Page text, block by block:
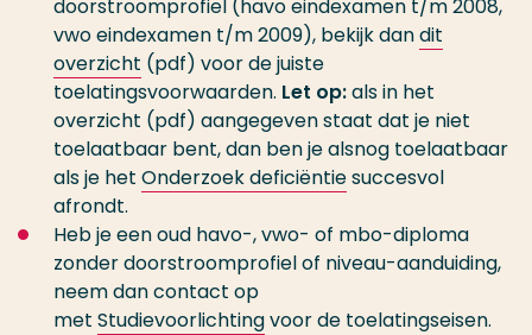
doorstroomprofiel (havo eindexamen t/m 2008,
vwo eindexamen t/m 2009), bekijk dandit
overzicht (pdf) voor de juiste
toelatingsvoorwaarden. Let op:als in het
overzicht (pdf) aangegeven staat dat je niet
toelaatbaar bent, dan ben je alsnog toelaatbaar
als je het Onderzoek deficiëntiesuccesvol
afrondt.
Heb je een oud havo-, vwo- of mbo-diploma
zonder doorstroomprofiel of niveau-aanduiding,
neem dan contact op
met Studievoorlichtingvoor de toelatingseisen.